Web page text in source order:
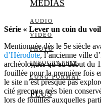
MEDIAS
AUDIO
VIDÉO
PHOTO
INFOGRAPHIE
LONG FORMAT
PLUS
Série « Lever un coin du
Mentionnée dès le 5e siècle
d’Hérodote, l’ancienne ville
archéologues qu’au début du
fouillée pour la première fois
le site n’est presque pas
cité grecque, très bien
lors de fouilles auxquelles